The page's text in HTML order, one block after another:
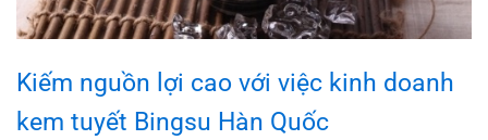
Kiếm nguồn lợi cao với việc kinh doanh
kem tuyết Bingsu Hàn Quốc